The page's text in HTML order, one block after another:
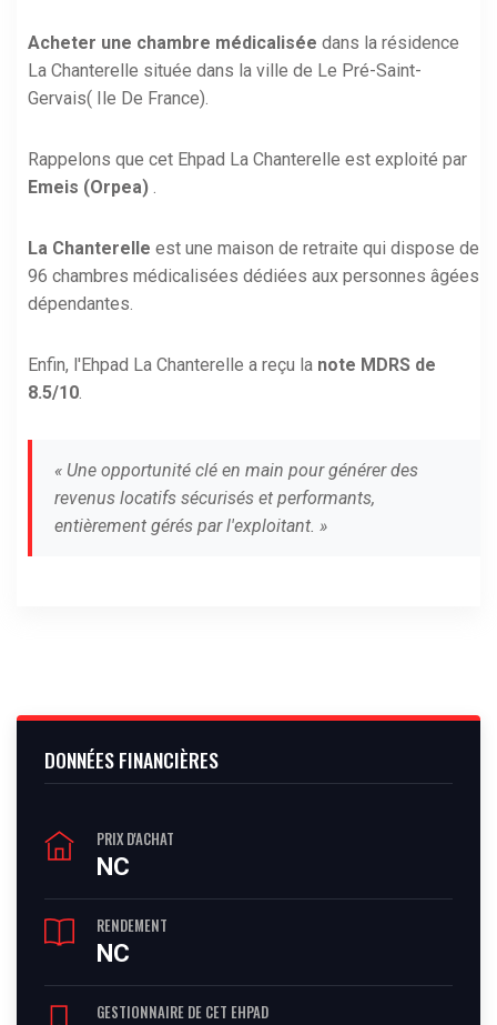
Acheter une chambre médicalisée dans la résidence
La Chanterelle située dans la ville de Le Pré-Saint-
Gervais( Ile De France).
Rappelons que cet Ehpad La Chanterelle est exploité par
Emeis (Orpea) .
La Chanterelle est une maison de retraite qui dispose de
96 chambres médicalisées dédiées aux personnes âgées
dépendantes.
Enfin, l'Ehpad La Chanterelle a reçu la note MDRS de
8.5/10.
« Une opportunité clé en main pour générer des
revenus locatifs sécurisés et performants,
entièrement gérés par l'exploitant. »
DONNÉES FINANCIÈRES
PRIX D'ACHAT
NC
RENDEMENT
NC
GESTIONNAIRE DE CET EHPAD